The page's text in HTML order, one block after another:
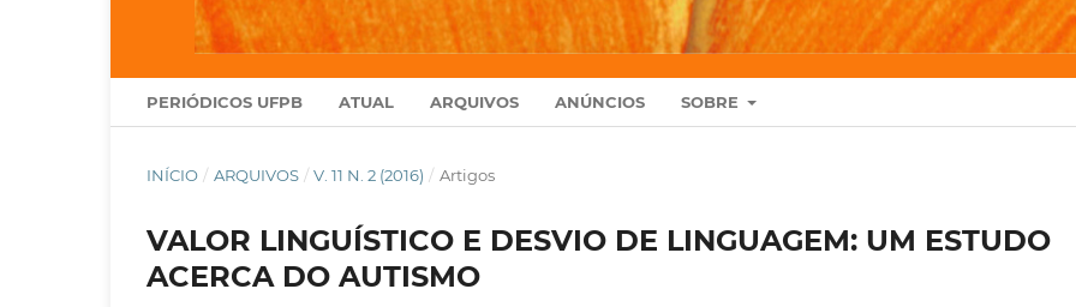
PERIÓDICOS UFPB ATUAL ARQUIVOS ANÚNCIOS SOBRE
INÍCIO / ARQUIVOS / V. 11 N. 2 (2016) / Artigos
VALOR LINGUÍSTICO E DESVIO DE LINGUAGEM: UM ESTUDO
ACERCA DO AUTISMO